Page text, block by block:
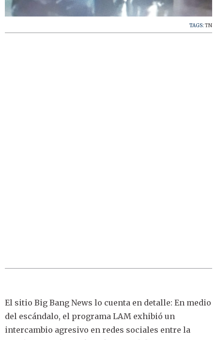
TAGS: TN
El sitio Big Bang News lo cuenta en detalle: En medio
del escándalo, el programa LAM exhibió un
intercambio agresivo en redes sociales entre la